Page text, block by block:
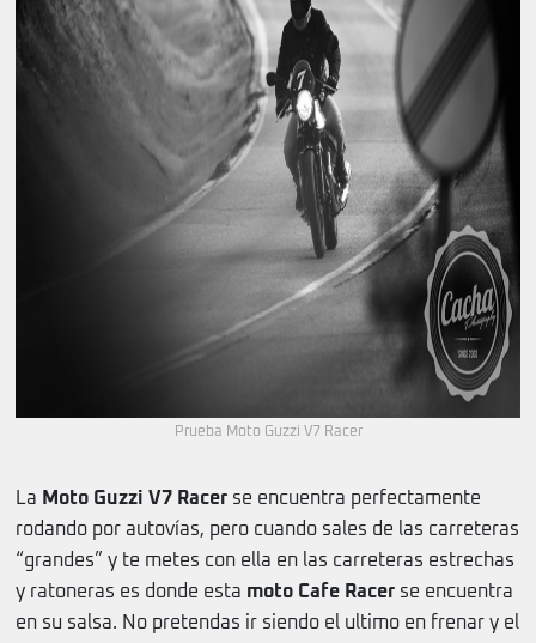
Prueba Moto Guzzi V7 Racer
La Moto Guzzi V7 Racer se encuentra perfectamente
rodando por autovías, pero cuando sales de las carreteras
“grandes” y te metes con ella en las carreteras estrechas
y ratoneras es donde esta moto Cafe Racer se encuentra
en su salsa. No pretendas ir siendo el ultimo en frenar y el